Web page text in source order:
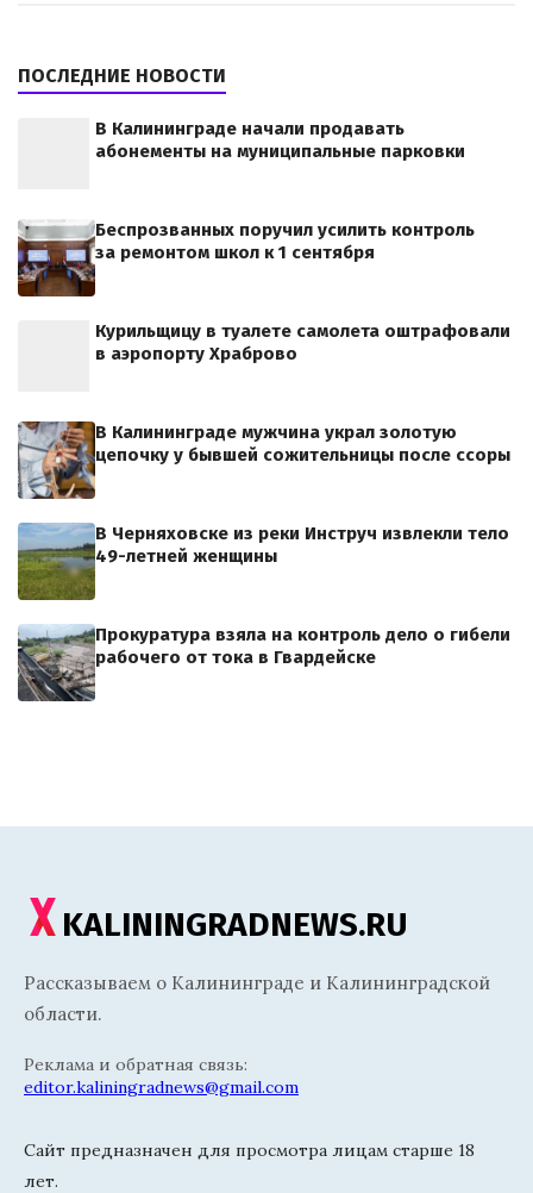
ПОСЛЕДНИЕ НОВОСТИ
В Калининграде начали продавать
абонементы на муниципальные парковки
Беспрозванных поручил усилить контроль
за ремонтом школ к 1 сентября
Курильщицу в туалете самолета оштрафовали
в аэропорту Храброво
В Калининграде мужчина украл золотую
цепочку у бывшей сожительницы после ссоры
В Черняховске из реки Инструч извлекли тело
49-летней женщины
Прокуратура взяла на контроль дело о гибели
рабочего от тока в Гвардейске
KALININGRADNEWS.RU
Рассказываем о Калининграде и Калининградской
области.
Реклама и обратная связь:
editor.kaliningradnews@gmail.com
Сайт предназначен для просмотра лицам старше 18
лет.